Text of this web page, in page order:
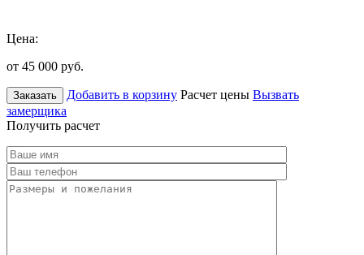
Цена:
от 45 000 руб.
Заказать Добавить в корзину Расчет цены Вызвать
замерщика
Получить расчет